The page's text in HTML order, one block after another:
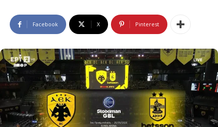
Facebook X Pinterest